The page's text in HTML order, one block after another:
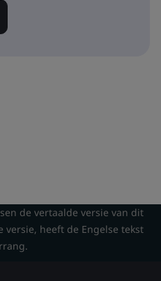
de vertaalde versie van dit
versie, heeft de Engelse tekst